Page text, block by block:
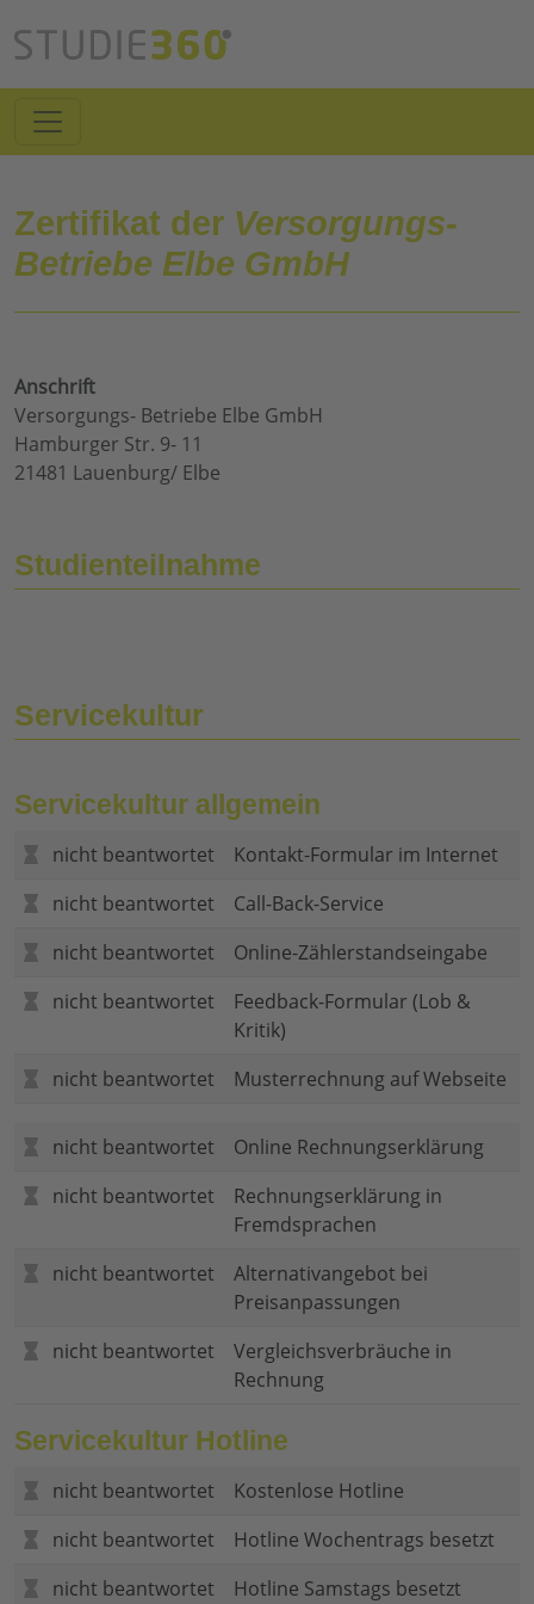
Zertifikat der Versorgungs-
Betriebe Elbe GmbH
Anschrift
Versorgungs- Betriebe Elbe GmbH
Hamburger Str. 9- 11
21481 Lauenburg/ Elbe
Studienteilnahme
Servicekultur
Servicekultur allgemein
nicht beantwortet
Kontakt-Formular im Internet
nicht beantwortet
Call-Back-Service
nicht beantwortet
Online-Zählerstandseingabe
nicht beantwortet
Feedback-Formular (Lob &
Kritik)
nicht beantwortet
Musterrechnung auf Webseite
nicht beantwortet
Online Rechnungserklärung
nicht beantwortet
Rechnungserklärung in
Fremdsprachen
nicht beantwortet
Alternativangebot bei
Preisanpassungen
nicht beantwortet
Vergleichsverbräuche in
Rechnung
Servicekultur Hotline
nicht beantwortet
Kostenlose Hotline
nicht beantwortet
Hotline Wochentrags besetzt
nicht beantwortet
Hotline Samstags besetzt